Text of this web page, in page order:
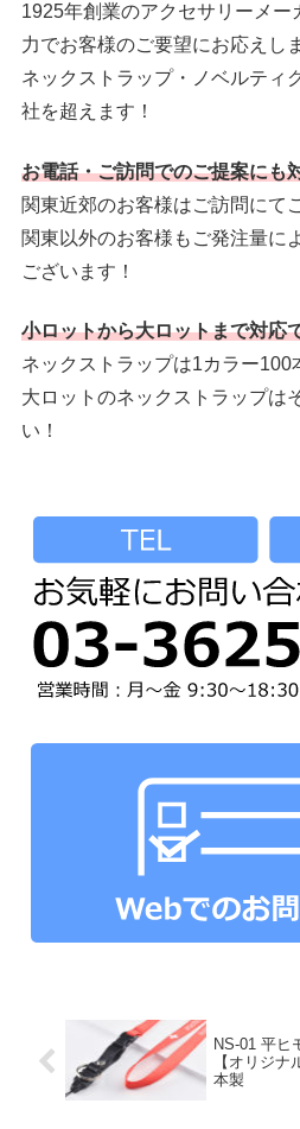
1925年創業のアクセサリーメー
力でお客様のご要望にお応えし
ネックストラップ・ノベルティ
社を超えます！
お電話・ご訪問でのご提案にも
関東近郊のお客様はご訪問にて
関東以外のお客様もご発注量に
ございます！
小ロットから大ロットまで対応
ネックストラップは1カラー100
大ロットのネックストラップは
い！
NS-01 平ヒ
【オリジ
本製